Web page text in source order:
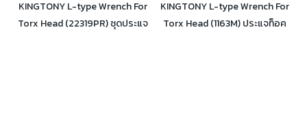
KINGTONY L-type Wrench For
Torx Head (22319PR) ชุดประแจ
KINGTONY L-type Wrench For
Torx Head (1163M) ประแจท็อค